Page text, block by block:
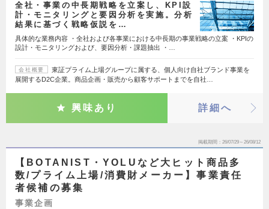
全社・事業の中長期戦略を立案し、KPI設
計・モニタリングと要因分析を実施。分析
結果に基づく戦略仮説を…
具体的な業務内容 ・全社および各事業における中長期の事業戦略の立案 ・KPIの
設計・モニタリングおよび、要因分析・課題抽出 ・…
会社概要
東証プライム上場グループに属する、個人向け自社ブランド事業を
展開するD2C企業。商品企画・販売から顧客サポートまでを自社…
興味あり 詳細へ
掲載期間 26/07/29～26/08/12
【BOTANIST・YOLUなど大ヒット商品多
数/プライム上場/消費財メーカー】事業責任
者候補の募集
事業企画